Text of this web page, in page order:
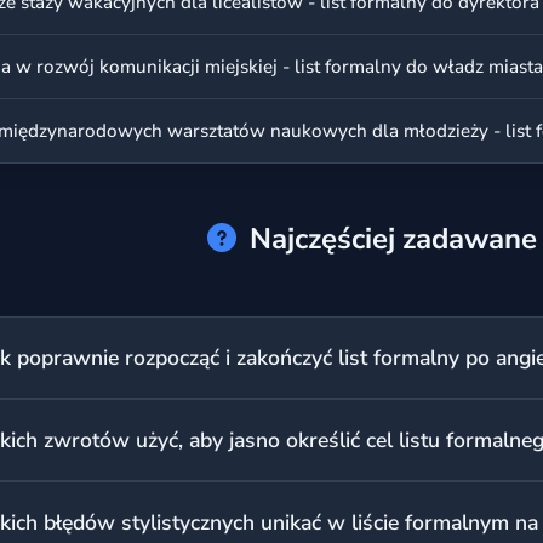
w rozwój komunikacji miejskiej - list formalny do władz miasta
Najczęściej
poprawnie rozpocząć i zakończyć list formalny po
instytucji lub nie znasz nazwiska, użyj 'Dear Sir/Madam', a na
zwrotów użyć, aby jasno określić cel listu
my dissatisfaction with...', 'I am writing in connection
błędów stylistycznych unikać w liście formalnym